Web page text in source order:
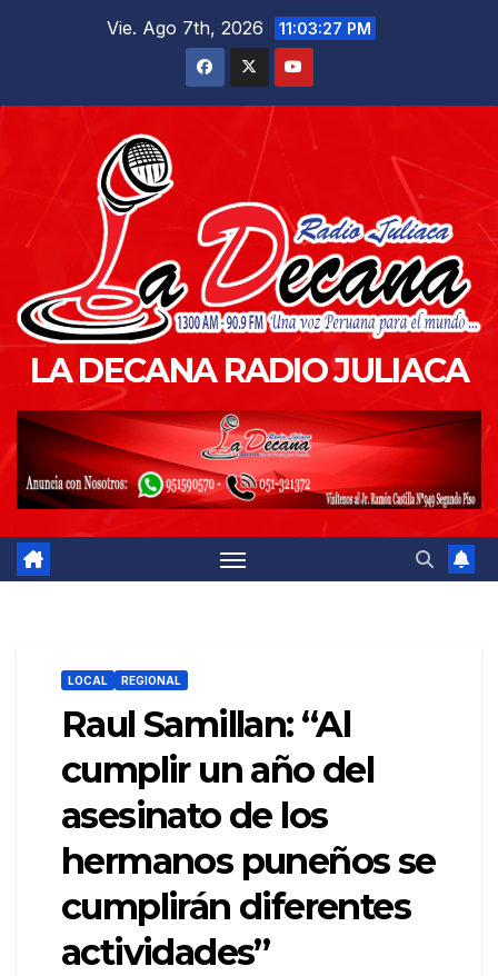
Vie. Ago 7th, 2026 11:03:28 PM
LA DECANA RADIO JULIACA
LOCAL REGIONAL
Raul Samillan: “Al
cumplir un año del
asesinato de los
hermanos puneños se
cumplirán diferentes
actividades”